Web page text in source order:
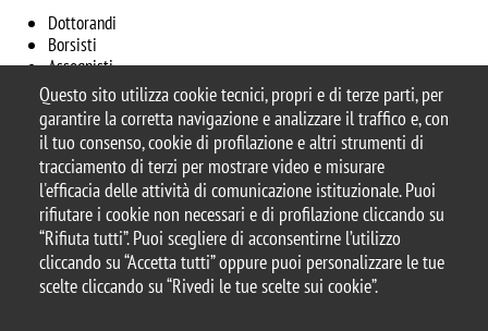
Questo sito utilizza cookie tecnici, propri e di terze parti, per
garantire la corretta navigazione e analizzare il traffico e, con
il tuo consenso, cookie di profilazione e altri strumenti di
tracciamento di terzi per mostrare video e misurare
l'efficacia delle attività di comunicazione istituzionale. Puoi
rifiutare i cookie non necessari e di profilazione cliccando su
“Rifiuta tutti”. Puoi scegliere di acconsentirne l’utilizzo
cliccando su “Accetta tutti” oppure puoi personalizzare le tue
scelte cliccando su “Rivedi le tue scelte sui cookie”.
Dottorandi
Borsisti
Assegnisti
Altro personale
© 2025 Università degli Studi di Milano-Bicocca
Piazza dell'Ateneo Nuovo, 1 - 20126, Milano
Casella PEC:ateneo.bicocca@pec.unimib.it
P.I. 12621570154 |
redazioneweb.btbs@unimib.it